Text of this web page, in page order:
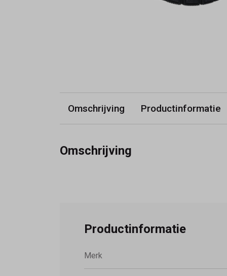
Omschrijving Productinformatie
Omschrijving
Productinformatie
Merk